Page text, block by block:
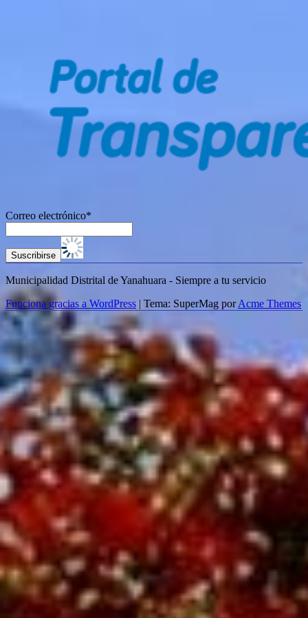
Correo electrónico*
Municipalidad Distrital de Yanahuara - Siempre a tu servicio
Funciona gracias a WordPress | Tema: SuperMag porAcme Themes